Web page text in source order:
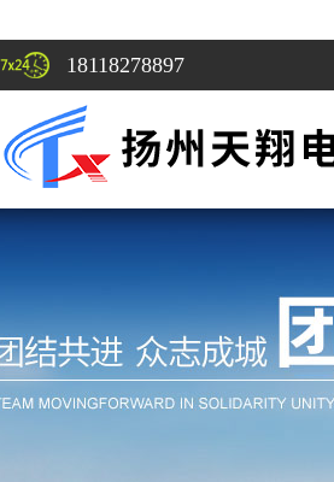
18118278897